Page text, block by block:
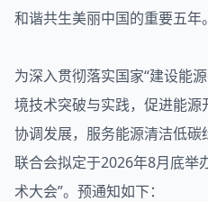
和谐共生美丽中国的重要五年。
为深入贯彻落实国家“建设能
境技术突破与实践，促进能
协调发展，服务能源清洁低
联合会拟定于2026年8月底举
术大会”。预通知如下：